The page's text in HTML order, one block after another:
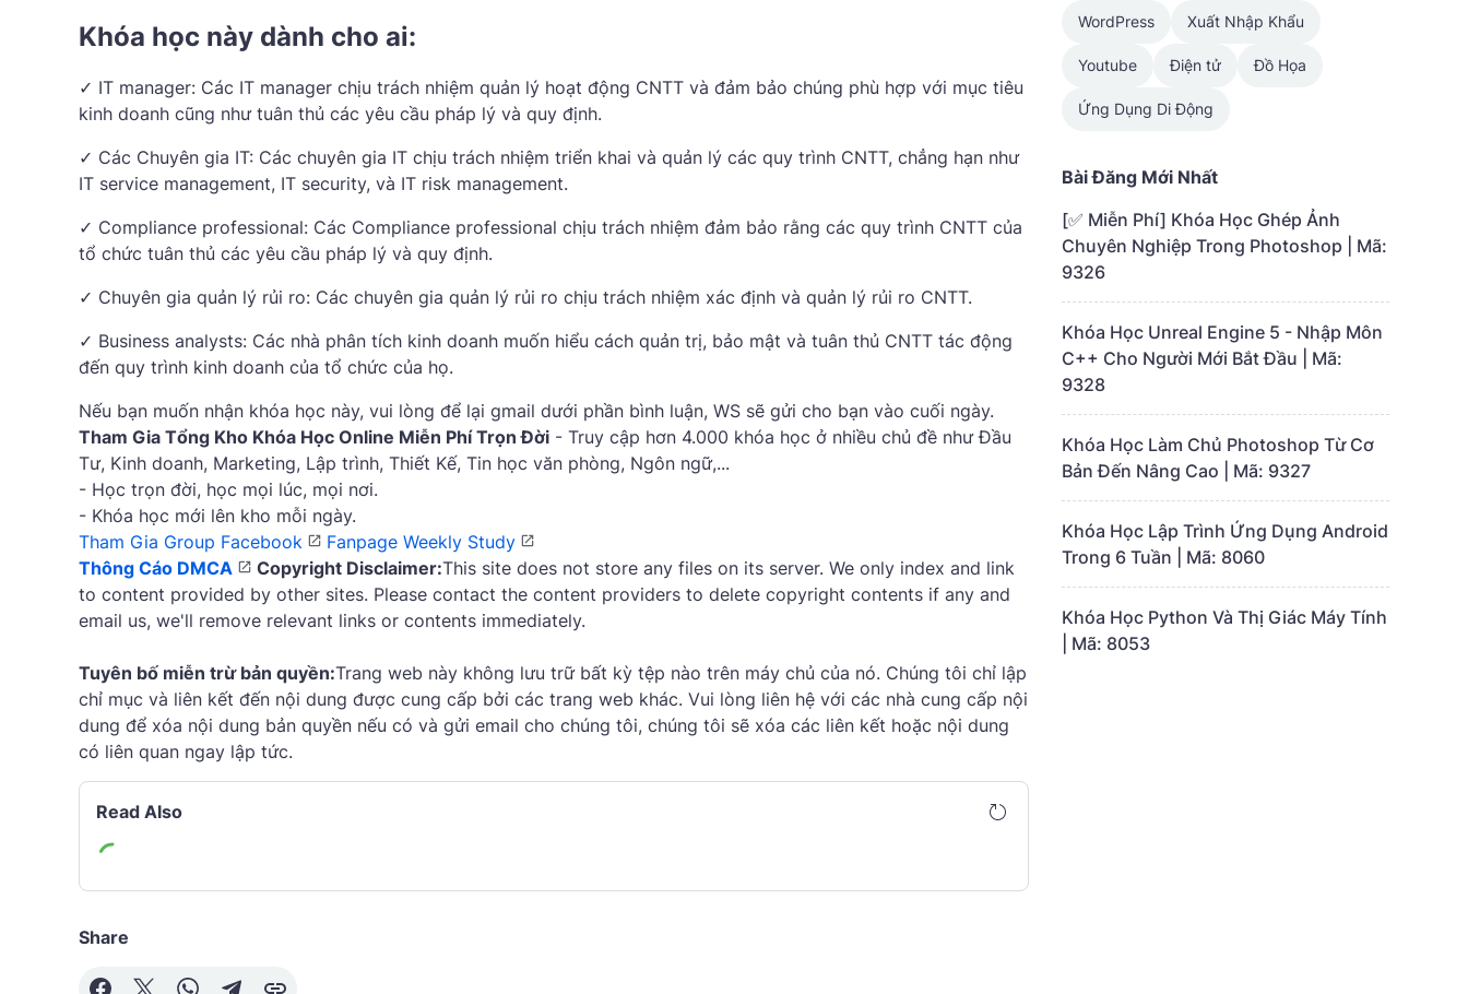
Khóa học này dành cho ai:
✓ IT manager: Các IT manager chịu trách nhiệm quản lý hoạt động CNTT và đảm bảo chúng phù hợp với mục tiêu
kinh doanh cũng như tuân thủ các yêu cầu pháp lý và quy định.
✓ Các Chuyên gia IT: Các chuyên gia IT chịu trách nhiệm triển khai và quản lý các quy trình CNTT, chẳng hạn như
IT service management, IT security, và IT risk management.
✓ Compliance professional: Các Compliance professional chịu trách nhiệm đảm bảo rằng các quy trình CNTT của
tổ chức tuân thủ các yêu cầu pháp lý và quy định.
✓ Chuyên gia quản lý rủi ro: Các chuyên gia quản lý rủi ro chịu trách nhiệm xác định và quản lý rủi ro CNTT.
✓ Business analysts: Các nhà phân tích kinh doanh muốn hiểu cách quản trị, bảo mật và tuân thủ CNTT tác động
đến quy trình kinh doanh của tổ chức của họ.
Nếu bạn muốn nhận khóa học này, vui lòng để lại gmail dưới phần bình luận, WS sẽ gửi cho bạn vào cuối ngày.
Tham Gia Tổng Kho Khóa Học Online Miễn Phí Trọn Đời - Truy cập hơn 4.000 khóa học ở nhiều chủ đề như Đầu
Tư, Kinh doanh, Marketing, Lập trình, Thiết Kế, Tin học văn phòng, Ngôn ngữ,...
- Học trọn đời, học mọi lúc, mọi nơi.
- Khóa học mới lên kho mỗi ngày.
Tham Gia Group Facebook
Fanpage Weekly Study
Thông Cáo DMCA
Copyright Disclaimer:This site does not store any files on its server. We only index and link
to content provided by other sites. Please contact the content providers to delete copyright contents if any and
email us, we'll remove relevant links or contents immediately.
Tuyên bố miễn trừ bản quyền:Trang web này không lưu trữ bất kỳ tệp nào trên máy chủ của nó. Chúng tôi chỉ lập
chỉ mục và liên kết đến nội dung được cung cấp bởi các trang web khác. Vui lòng liên hệ với các nhà cung cấp nội
dung để xóa nội dung bản quyền nếu có và gửi email cho chúng tôi, chúng tôi sẽ xóa các liên kết hoặc nội dung
có liên quan ngay lập tức.
Read Also
Share
WordPress Xuất Nhập Khẩu
Youtube Điện tử Đồ Họa
Ứng Dụng Di Động
Bài Đăng Mới Nhất
[✅ Miễn Phí] Khóa Học Ghép Ảnh
Chuyên Nghiệp Trong Photoshop | Mã:
9326
Khóa Học Unreal Engine 5 - Nhập Môn
C++ Cho Người Mới Bắt Đầu | Mã:
9328
Khóa Học Làm Chủ Photoshop Từ Cơ
Bản Đến Nâng Cao | Mã: 9327
Khóa Học Lập Trình Ứng Dụng Android
Trong 6 Tuần | Mã: 8060
Khóa Học Python Và Thị Giác Máy Tính
| Mã: 8053